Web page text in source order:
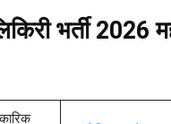
भर्ती 2026